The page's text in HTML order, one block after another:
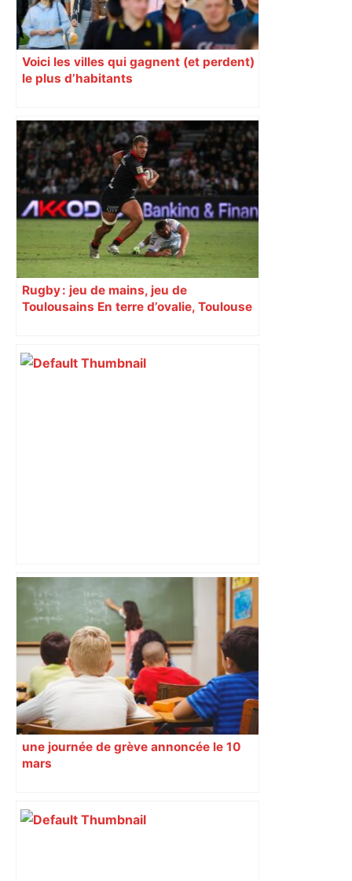
Voici les villes qui gagnent (et perdent)
le plus d’habitants
Rugby : jeu de mains, jeu de
Toulousains En terre d’ovalie, Toulouse
revendiquant surtout son art du jeu en
mouvement, vif et spectaculaire.
Toulouse. Poignardé à trois reprises, il
tente de prendre la fuite en VTC et
prétexte s'être blessé tout seul –
Actu.fr
une journée de grève annoncée le 10
mars